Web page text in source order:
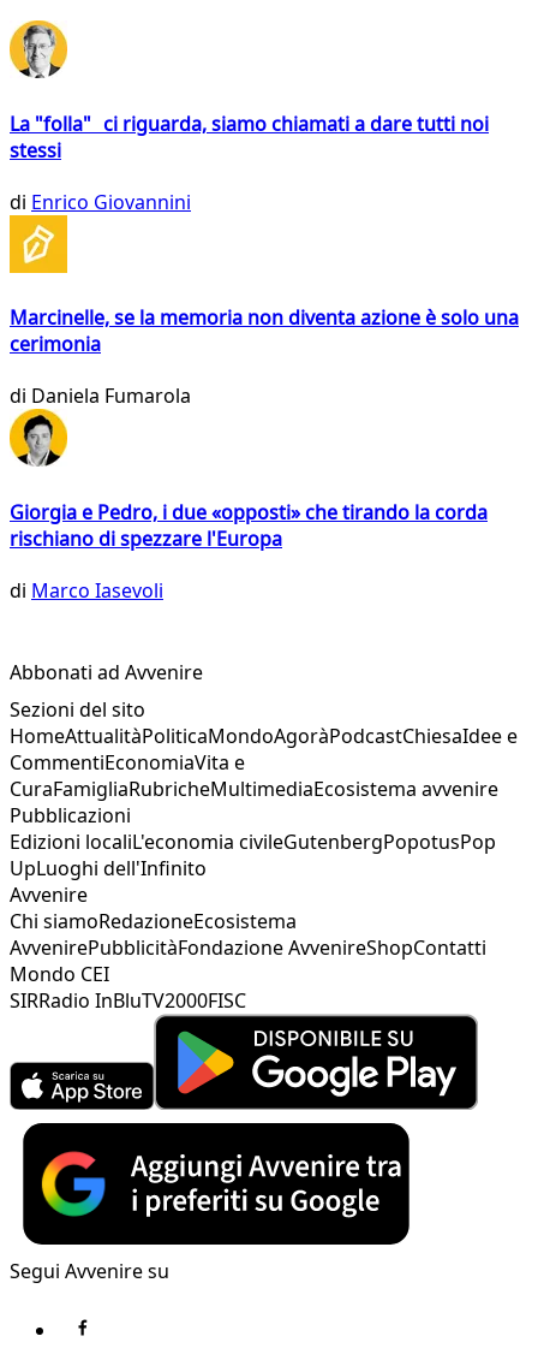
La "folla" ci riguarda, siamo chiamati a dare tutti noi
stessi
di Enrico Giovannini
Marcinelle, se la memoria non diventa azione è solo una
cerimonia
di Daniela Fumarola
Giorgia e Pedro, i due «opposti» che tirando la corda
rischiano di spezzare l'Europa
di Marco Iasevoli
Abbonati ad Avvenire
Sezioni del sito
HomeAttualitàPoliticaMondoAgoràPodcastChiesaIdee e
CommentiEconomiaVita e
CuraFamigliaRubricheMultimediaEcosistema avvenire
Pubblicazioni
Edizioni localiL'economia civileGutenbergPopotusPop
UpLuoghi dell'Infinito
Avvenire
Chi siamoRedazioneEcosistema
AvvenirePubblicitàFondazione AvvenireShopContatti
Mondo CEI
SIRRadio InBluTV2000FISC
Segui Avvenire su